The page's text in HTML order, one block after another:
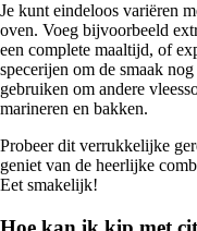
Je kunt eindeloos variëren
oven. Voeg bijvoorbeeld
een complete maaltijd, of
specerijen om de smaak
gebruiken om andere
marineren en bakken.
Probeer dit verrukkelijke
geniet van de heerlijke
Eet smakelijk!